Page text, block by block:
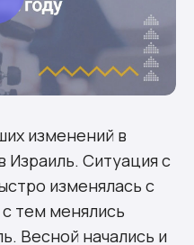
изменений в
Израиль. Ситуация с
изменялась с
тем менялись
Весной начались и